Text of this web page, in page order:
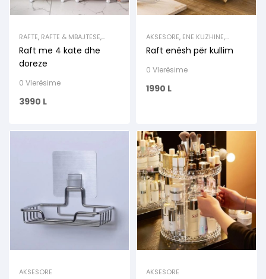
RAFTE, RAFTE & MBAJTESE,
RAFTE & VARESE
Raft me 4 kate dhe
doreze
0 Vlerësime
3990 L
AKSESORE, ENE KUZHINE,
KUZHINA
Raft enësh për kullim
0 Vlerësime
1990 L
AKSESORE AKSESORE